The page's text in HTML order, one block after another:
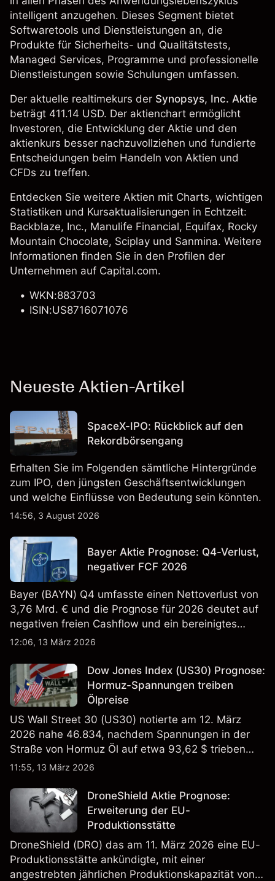
intelligent anzugehen. Dieses Segment bietet
Softwaretools und Dienstleistungen an, die
Produkte für Sicherheits- und Qualitätstests,
Managed Services, Programme und professionelle
Dienstleistungen sowie Schulungen umfassen.
Der aktuelle realtimekurs der Synopsys, Inc. Aktie
beträgt 411.14 USD. Der aktienchart ermöglicht
Investoren, die Entwicklung der Aktie und den
aktienkurs besser nachzuvollziehen und fundierte
Entscheidungen beim Handeln von Aktien und
CFDs zu treffen.
Entdecken Sie weitere Aktien mit Charts, wichtigen
Statistiken und Kursaktualisierungen in Echtzeit:
Backblaze, Inc., Manulife Financial, Equifax, Rocky
Mountain Chocolate, Sciplay und Sanmina. Weitere
Informationen finden Sie in den Profilen der
Unternehmen auf Capital.com.
WKN:883703
ISIN:US8716071076
Neueste Aktien-Artikel
SpaceX-IPO: Rückblick auf den
Rekordbörsengang
Erhalten Sie im Folgenden sämtliche Hintergründe
zum IPO, den jüngsten Geschäftsentwicklungen
und welche Einflüsse von Bedeutung sein könnten.
14:56, 3 August 2026
Bayer Aktie Prognose: Q4-Verlust,
negativer FCF 2026
Bayer (BAYN) Q4 umfasste einen Nettoverlust von
3,76 Mrd. € und die Prognose für 2026 deutet auf
negativen freien Cashflow und ein bereinigtes
EBITDA von 9,6–10,1 Mrd. € hin. Die
verlässlicher Indikator für zukünftige Ergebnisse.
12:06, 13 März 2026
Dow Jones Index (US30) Prognose:
Hormuz-Spannungen treiben
Ölpreise
US Wall Street 30 (US30) notierte am 12. März
2026 nahe 46.834, nachdem Spannungen in der
Straße von Hormuz Öl auf etwa 93,62 $ trieben
und die US-Arbeitslosigkeit auf 4,4% stieg. Die
verlässlicher Indikator für zukünftige Ergebnisse.
11:55, 13 März 2026
DroneShield Aktie Prognose:
Erweiterung der EU-
Produktionsstätte
DroneShield (DRO) das am 11. März 2026 eine EU-
Produktionsstätte ankündigte, mit einer
angestrebten jährlichen Produktionskapazität von